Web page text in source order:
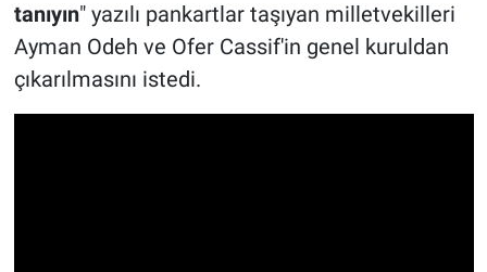
tanıyın" yazılı pankartlar taşıyan milletvekilleri
Ayman Odeh ve Ofer Cassif'in genel kuruldan
çıkarılmasını istedi.